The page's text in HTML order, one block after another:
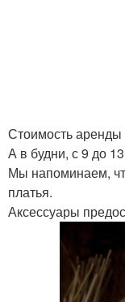
Стоимость аренды
А в будни, с 9 до
Мы напоминаем,
платья.
Аксессуары